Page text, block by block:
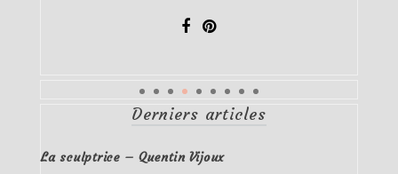
Derniers articles
La sculptrice – Quentin Vijoux